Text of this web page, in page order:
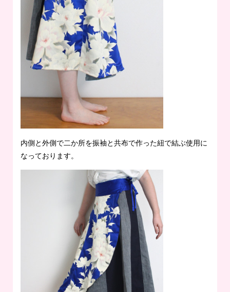
内側と外側で二か所を振袖と共布で作った紐で結ぶ使用に
なっております。